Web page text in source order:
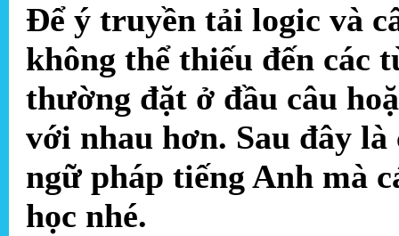
Để ý truyền tải logic và
không thể thiếu đến các
thường đặt ở đầu câu
với nhau hơn. Sau đây
ngữ pháp tiếng Anh mà
học nhé.